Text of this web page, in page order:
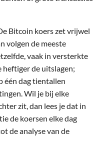
Bitcoin koers zet vrijwel
volgen de meeste
vaak in versterkte
heftiger de uitslagen;
één dag tientallen
Wil je bij elke
zit, dan lees je dat in
de koersen elke dag
de analyse van de